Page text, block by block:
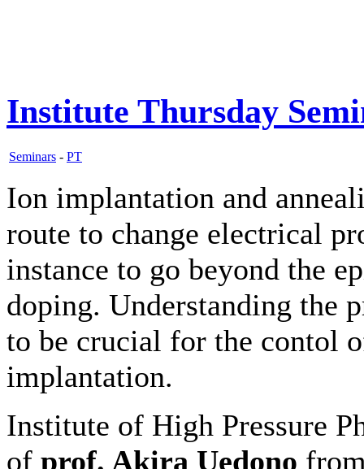
Institute Thursday
Seminars - PT
Ion implantation and
route to change electrical
instance to go beyond the
doping. Understanding the
to be crucial for the contol
implantation.
Institute of High Pressure
of prof. Akira Uedono